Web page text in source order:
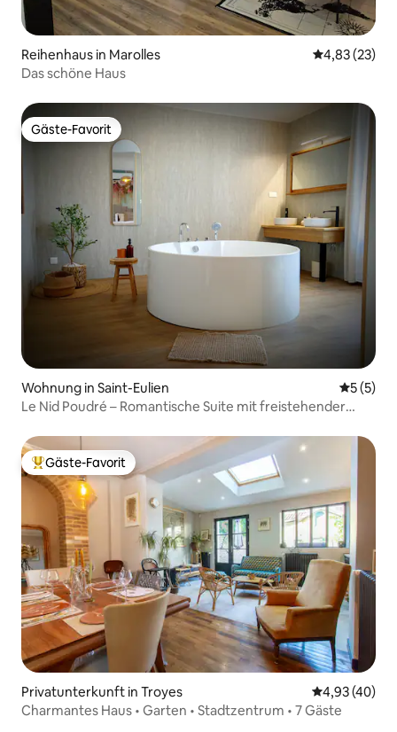
Reihenhaus in Marolles
4,83 (23)
Das schöne Haus
Gäste-Favorit
Gäste-Favorit
Wohnung in Saint-Eulien
5 (5)
Le Nid Poudré – Romantische Suite mit freistehender
Beliebter Gäste-Favorit.
Gäste-Favorit
Privatunterkunft in Troyes
4,93 (40)
Charmantes Haus • Garten • Stadtzentrum • 7 Gäste